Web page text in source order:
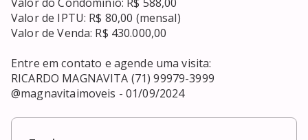
Valor de IPTU: R$ 80,00 (mensal)
Valor de Venda: R$ 430.000,00
Entre em contato e agende uma visita:
RICARDO MAGNAVITA (71) 99979-3999
@magnavitaimoveis - 01/09/2024